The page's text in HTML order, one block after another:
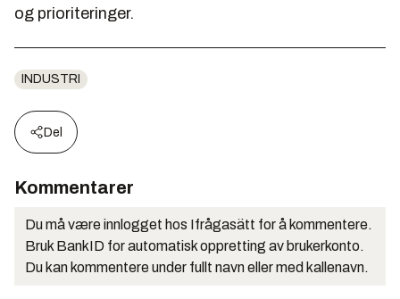
og prioriteringer.
INDUSTRI
Del
Kommentarer
Du må være innlogget hos Ifrågasätt for å kommentere.
Bruk BankID for automatisk oppretting av brukerkonto.
Du kan kommentere under fullt navn eller med kallenavn.